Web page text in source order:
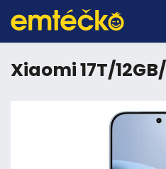
Xiaomi 17T/